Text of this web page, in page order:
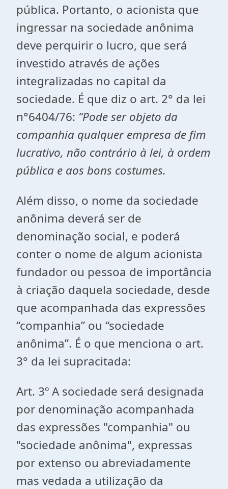
pública. Portanto, o acionista que
ingressar na sociedade anônima
deve perquirir o lucro, que será
investido através de ações
integralizadas no capital da
sociedade. É que diz o art. 2° da lei
n°6404/76: “Pode ser objeto da
companhia qualquer empresa de fim
lucrativo, não contrário à lei, à ordem
pública e aos bons costumes.
Além disso, o nome da sociedade
anônima deverá ser de
denominação social, e poderá
conter o nome de algum acionista
fundador ou pessoa de importância
à criação daquela sociedade, desde
que acompanhada das expressões
“companhia” ou “sociedade
anônima”. É o que menciona o art.
3° da lei supracitada:
Art. 3º A sociedade será designada
por denominação acompanhada
das expressões "companhia" ou
"sociedade anônima", expressas
por extenso ou abreviadamente
mas vedada a utilização da